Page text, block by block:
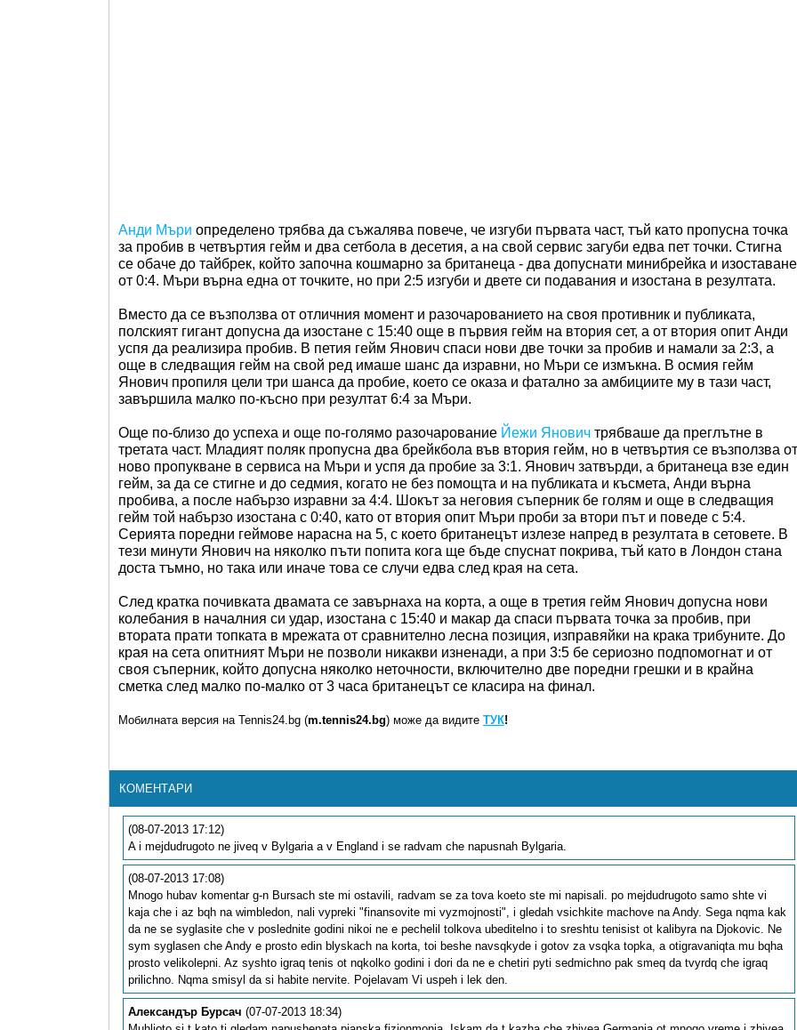
Анди Мъри определено трябва да съжалява повече, че изгуби първата част, тъй като пропусна точка
за пробив в четвъртия гейм и два сетбола в десетия, а на свой сервис загуби едва пет точки. Стигна
се обаче до тайбрек, който започна кошмарно за британеца - два допуснати минибрейка и изоставане
от 0:4. Мъри върна една от точките, но при 2:5 изгуби и двете си подавания и изостана в резултата.
Вместо да се възползва от отличния момент и разочарованието на своя противник и публиката,
полският гигант допусна да изостане с 15:40 още в първия гейм на втория сет, а от втория опит Анди
успя да реализира пробив. В петия гейм Янович спаси нови две точки за пробив и намали за 2:3, а
още в следващия гейм на свой ред имаше шанс да изравни, но Мъри се измъкна. В осмия гейм
Янович пропиля цели три шанса да пробие, което се оказа и фатално за амбициите му в тази част,
завършила малко по-късно при резултат 6:4 за Мъри.
Още по-близо до успеха и още по-голямо разочарование Йежи Янович трябваше да преглътне в
третата част. Младият поляк пропусна два брейкбола във втория гейм, но в четвъртия се възползва от
ново пропукване в сервиса на Мъри и успя да пробие за 3:1. Янович затвърди, а британеца взе един
гейм, за да се стигне и до седмия, когато не без помощта и на публиката и късмета, Анди върна
пробива, а после набързо изравни за 4:4. Шокът за неговия съперник бе голям и още в следващия
гейм той набързо изостана с 0:40, като от втория опит Мъри проби за втори път и поведе с 5:4.
Серията поредни геймове нарасна на 5, с което британецът излезе напред в резултата в сетовете. В
тези минути Янович на няколко пъти попита кога ще бъде спуснат покрива, тъй като в Лондон стана
доста тъмно, но така или иначе това се случи едва след края на сета.
След кратка почивката двамата се завърнаха на корта, а още в третия гейм Янович допусна нови
колебания в началния си удар, изостана с 15:40 и макар да спаси първата точка за пробив, при
втората прати топката в мрежата от сравнително лесна позиция, изправяйки на крака трибуните. До
края на сета опитният Мъри не позволи никакви изненади, а при 3:5 бе сериозно подпомогнат и от
своя съперник, който допусна няколко неточности, включително две поредни грешки и в крайна
сметка след малко по-малко от 3 часа британецът се класира на финал.
Мобилната версия на Tennis24.bg (m.tennis24.bg) може да видите ТУК!
КОМЕНТАРИ
(08-07-2013 17:12)
A i mejdudrugoto ne jiveq v Bylgaria a v England i se radvam che napusnah Bylgaria.
(08-07-2013 17:08)
Mnogo hubav komentar g-n Bursach ste mi ostavili, radvam se za tova koeto ste mi napisali. po mejdudrugoto samo shte vi
kaja che i az bqh na wimbledon, nali vypreki "finansovite mi vyzmojnosti", i gledah vsichkite machove na Andy. Sega nqma kak
da ne se syglasite che v poslednite godini nikoi ne e pechelil tolkova ubeditelno i to sreshtu tenisist ot kalibyra na Djokovic. Ne
sym syglasen che Andy e prosto edin blyskach na korta, toi beshe navsqkyde i gotov za vsqka topka, a otigravaniqta mu bqha
prosto velikolepni. Az syshto igraq tenis ot nqkolko godini i dori da ne e chetiri pyti sedmichno pak smeq da tvyrdq che igraq
prilichno. Nqma smisyl da si habite nervite. Pojelavam Vi uspeh i lek den.
Александър Бурсач (07-07-2013 18:34)